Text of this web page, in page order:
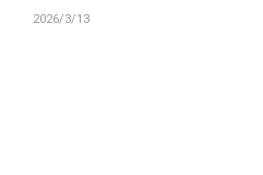
2026/3/13